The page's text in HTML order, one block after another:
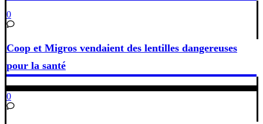
0
Coop et Migros vendaient des lentilles dangereuses
pour la santé
0